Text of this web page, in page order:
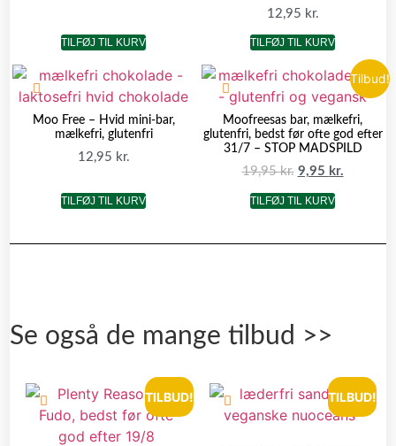
TILFØJ TIL KURV
12,95 kr.
TILFØJ TIL KURV
Moo Free – Hvid mini-bar,
mælkefri, glutenfri
12,95 kr.
TILFØJ TIL KURV
Tilbud!
Moofreesas bar, mælkefri,
glutenfri, bedst før ofte god efter
31/7 – STOP MADSPILD
19,95kr. 9,95 kr.
TILFØJ TIL KURV
Se også de mange tilbud >>
TILBUD! TILBUD!